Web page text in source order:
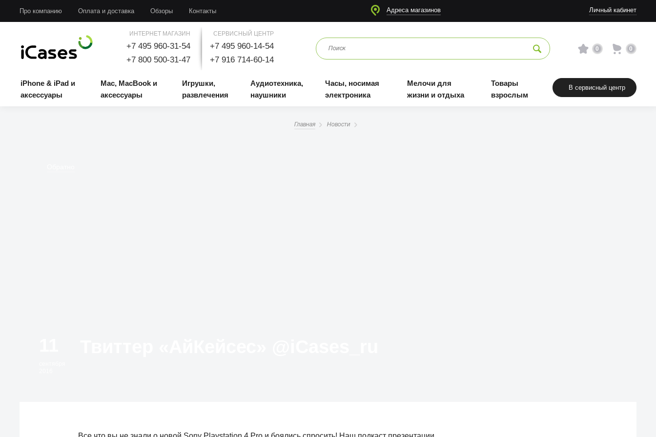
Про компанию Оплата и доставка Обзоры Контакты Адреса магазинов Личный кабинет
ИНТЕРНЕТ МАГАЗИН
+7 495 960-31-54
+7 800 500-31-47
СЕРВИСНЫЙ ЦЕНТР
+7 495 960-14-54
+7 916 714-60-14
0 0
iPhone & iPad и
аксессуары
Mac, MacBook и
аксессуары
Игрушки,
развлечения
Аудиотехника,
наушники
Часы, носимая
электроника
Мелочи для
жизни и отдыха
Товары
взрослым
В сервисный центр
Главная Новости